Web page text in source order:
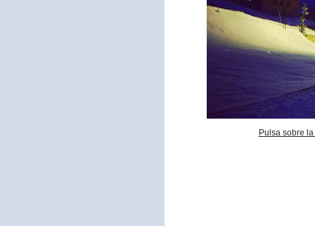
Pulsa sobre